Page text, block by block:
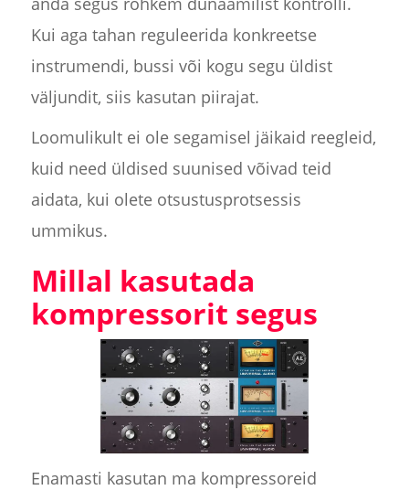
Kui aga tahan reguleerida konkreetse
instrumendi, bussi või kogu segu üldist
väljundit, siis kasutan piirajat.
Loomulikult ei ole segamisel jäikaid reegleid,
kuid need üldised suunised võivad teid
aidata, kui olete otsustusprotsessis
ummikus.
Millal kasutada
kompressorit segus
Enamasti kasutan ma kompressoreid